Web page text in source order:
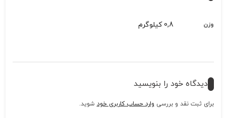
وزن 0,8 کیلوگرم
دیدگاه خود را بنویسید
برای ثبت نقد و بررسی وارد حساب کاربری خود شوید.